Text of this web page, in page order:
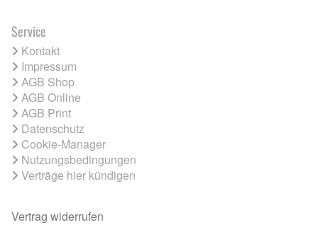
Service
Kontakt
Impressum
AGB Shop
AGB Online
AGB Print
Datenschutz
Cookie-Manager
Nutzungsbedingungen
Verträge hier kündigen
Vertrag widerrufen